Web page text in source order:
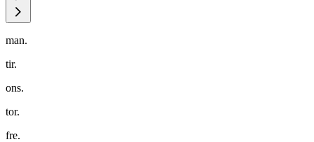
man.
tir.
ons.
tor.
fre.